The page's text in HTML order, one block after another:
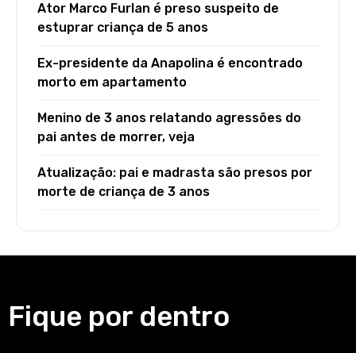
Ator Marco Furlan é preso suspeito de
estuprar criança de 5 anos
Ex-presidente da Anapolina é encontrado
morto em apartamento
Menino de 3 anos relatando agressões do
pai antes de morrer, veja
Atualização: pai e madrasta são presos por
morte de criança de 3 anos
Fique por dentro